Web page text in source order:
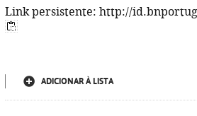
Link persistente: http://
ADICIONAR À LISTA